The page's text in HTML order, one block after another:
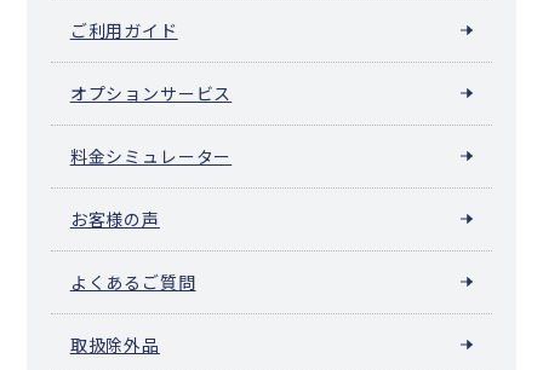
ご利用ガイド
オプションサービス
料金シミュレーター
お客様の声
よくあるご質問
取扱除外品